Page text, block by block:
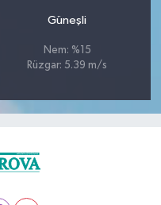
Güneşli
Nem: %15
Rüzgar: 5.39 m/s